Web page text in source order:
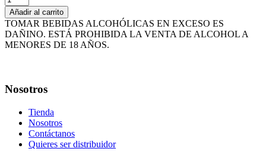
IN
THE
VAGINE
cantidad
Añadir al carrito
TOMAR BEBIDAS ALCOHÓLICAS EN EXCESO ES
DAÑINO. ESTÁ PROHIBIDA LA VENTA DE ALCOHOL A
MENORES DE 18 AÑOS.
Nosotros
Tienda
Nosotros
Contáctanos
Quieres ser distribuidor